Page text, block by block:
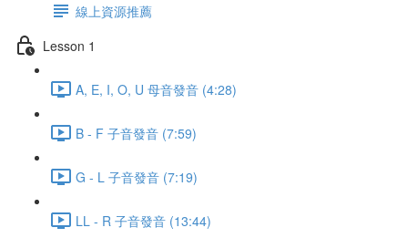
線上資源推薦
Lesson 1
A, E, I, O, U 母音發音 (4:28)
B - F 子音發音 (7:59)
G - L 子音發音 (7:19)
LL - R 子音發音 (13:44)